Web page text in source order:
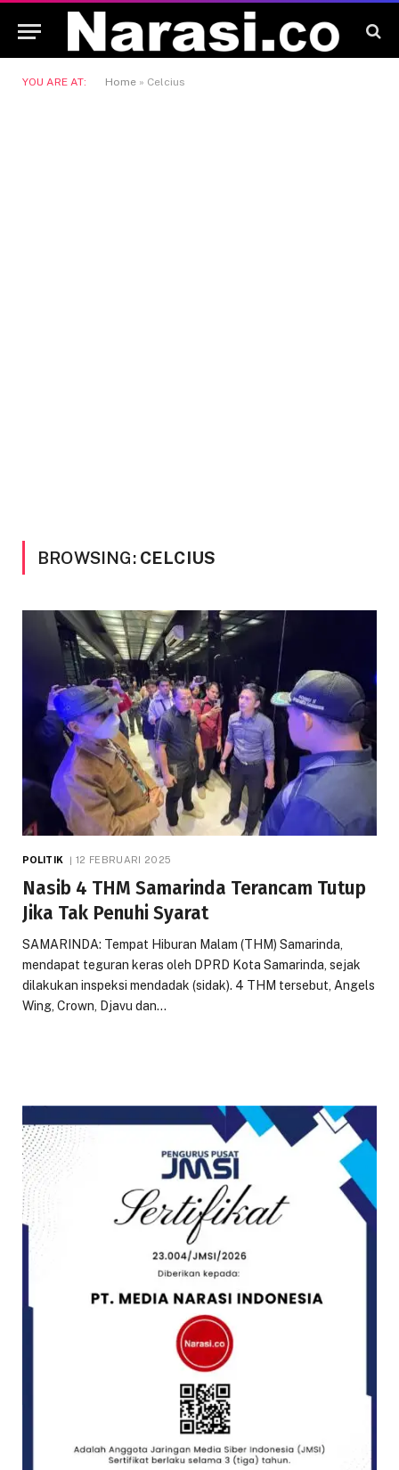
YOU ARE AT: Home » Celcius
BROWSING: CELCIUS
POLITIK 12 FEBRUARI 2025
Nasib 4 THM Samarinda Terancam Tutup
Jika Tak Penuhi Syarat
SAMARINDA: Tempat Hiburan Malam (THM) Samarinda,
mendapat teguran keras oleh DPRD Kota Samarinda, sejak
dilakukan inspeksi mendadak (sidak). 4 THM tersebut, Angels
Wing, Crown, Djavu dan…